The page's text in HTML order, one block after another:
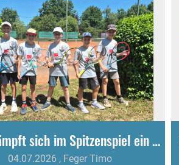
U12 erkämpft sich im Spitzenspiel ein verdientes Unentschieden
04.07.2026 , Feger Timo